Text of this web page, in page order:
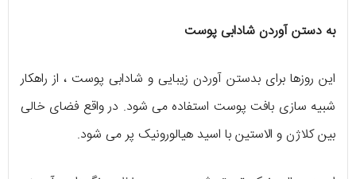
به دستن آوردن شادابی پوست
این روزها برای بدستن آوردن زیبایی و شادابی پوست ، از راهکار
شبیه سازی بافت پوست استفاده می شود. در واقع فضای خالی
بین کلاژن و الاستین با اسید هیالورونیک پر می شود.